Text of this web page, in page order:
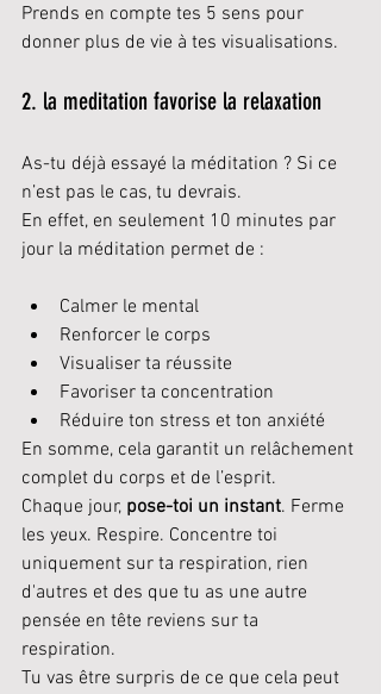
Prends en compte tes 5 sens pour
donner plus de vie à tes visualisations.
2. la meditation favorise la relaxation
As-tu déjà essayé la méditation ? Si ce
n’est pas le cas, tu devrais.
En effet, en seulement 10 minutes par
jour la méditation permet de :
Calmer le mental
Renforcer le corps
Visualiser ta réussite
Favoriser ta concentration
Réduire ton stress et ton anxiété
En somme, cela garantit un relâchement
complet du corps et de l’esprit.
Chaque jour, pose-toi un instant. Ferme
les yeux. Respire. Concentre toi
uniquement sur ta respiration, rien
d'autres et des que tu as une autre
pensée en tête reviens sur ta
respiration.
Tu vas être surpris de ce que cela peut